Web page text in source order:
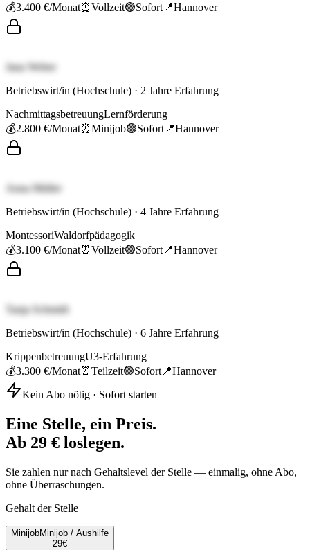
💰3.400 €/Monat⏰Vollzeit🟢Sofort 📍Hannover
Jana Weber
Betriebswirt/in (Hochschule) · 2 Jahre Erfahrung
NachmittagsbetreuungLernförderung
💰2.800 €/Monat⏰Minijob🟢Sofort 📍Hannover
Anna Müller
Betriebswirt/in (Hochschule) · 4 Jahre Erfahrung
MontessoriWaldorfpädagogik
💰3.100 €/Monat⏰Vollzeit🟢Sofort 📍Hannover
Tanja Schmidt
Betriebswirt/in (Hochschule) · 6 Jahre Erfahrung
KrippenbetreuungU3-Erfahrung
💰3.300 €/Monat⏰Teilzeit🟢Sofort 📍Hannover
Kein Abo nötig · Sofort starten
Eine Stelle, ein Preis.
Ab 29 € loslegen.
Sie zahlen nur nach Gehaltslevel der Stelle — einmalig, ohne Abo,
ohne Überraschungen.
Gehalt der Stelle
MinijobMinijob / Aushilfe
29€